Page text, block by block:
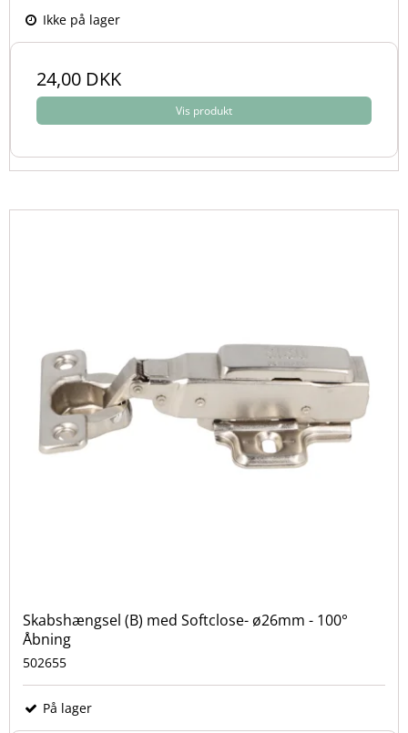
Ikke på lager
24,00 DKK
Vis produkt
Skabshængsel (B) med Softclose- ø26mm - 100°
Åbning
502655
På lager